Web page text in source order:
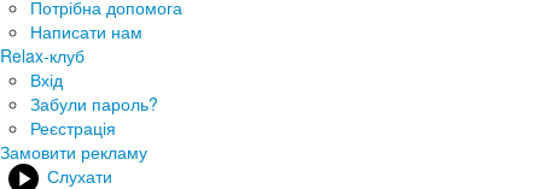
Потрібна допомога
Написати нам
Relax-клуб
Вхід
Забули пароль?
Реєстрація
Замовити рекламу
Слухати